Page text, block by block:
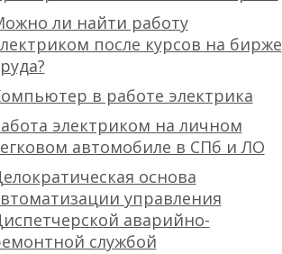
ли найти работу
после курсов на бирже
в работе электрика
электриком на личном
автомобиле в СПб и ЛО
основа
управления
аварийно-
службой